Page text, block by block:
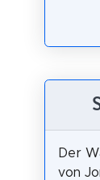
Der
von